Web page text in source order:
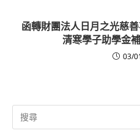
函轉財團法人日月之光慈
清寒學子助學金
03/
Search
for: